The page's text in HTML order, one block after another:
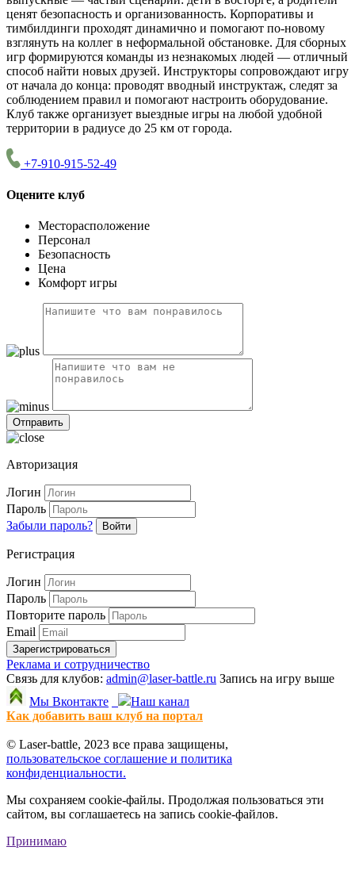
ценят безопасность и организованность. Корпоративы и
тимбилдинги проходят динамично и помогают по-новому
взглянуть на коллег в неформальной обстановке. Для сборных
игр формируются команды из незнакомых людей — отличный
способ найти новых друзей. Инструкторы сопровождают игру
от начала до конца: проводят вводный инструктаж, следят за
соблюдением правил и помогают настроить оборудование.
Клуб также организует выездные игры на любой удобной
территории в радиусе до 25 км от города.
+7-910-915-52-49
Оцените клуб
Месторасположение
Персонал
Безопасность
Цена
Комфорт игры
Авторизация
Логин
Пароль
Забыли пароль?
Войти
Регистрация
Логин
Пароль
Повторите пароль
Email
Зарегистрироваться
Реклама и сотрудничество
Связь для клубов: admin@laser-battle.ru Запись на игру выше
Мы Вконтакте
Наш канал
Как добавить ваш клуб на портал
© Laser-battle, 2023 все права защищены,
пользовательское соглашение и политика
конфиденциальности.
Мы сохраняем cookie-файлы. Продолжая пользоваться эти
сайтом, вы соглашаетесь на запись cookie-файлов.
Принимаю